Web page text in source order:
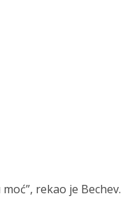
rekao je Bechev.